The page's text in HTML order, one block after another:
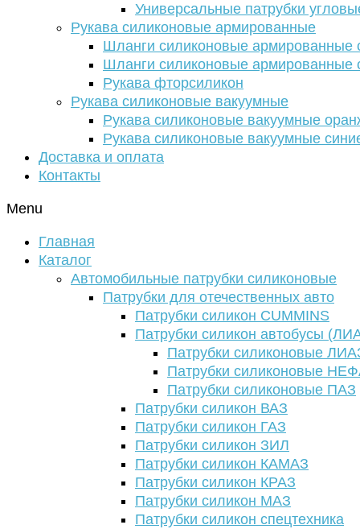
Универсальные патрубки
Рукава силиконовые армированные
Шланги силиконовые армированные
Шланги силиконовые армированные
Рукава фторсиликон
Рукава силиконовые вакуумные
Рукава силиконовые вакуумные
Рукава силиконовые вакуумные
Доставка и оплата
Контакты
Menu
Главная
Каталог
Автомобильные патрубки силиконовые
Патрубки для отечественных авто
Патрубки силикон CUMMINS
Патрубки силикон автобусы
Патрубки силиконовые
Патрубки силиконовые
Патрубки силиконовые ПАЗ
Патрубки силикон ВАЗ
Патрубки силикон ГАЗ
Патрубки силикон ЗИЛ
Патрубки силикон КАМАЗ
Патрубки силикон КРАЗ
Патрубки силикон МАЗ
Патрубки силикон спецтехника